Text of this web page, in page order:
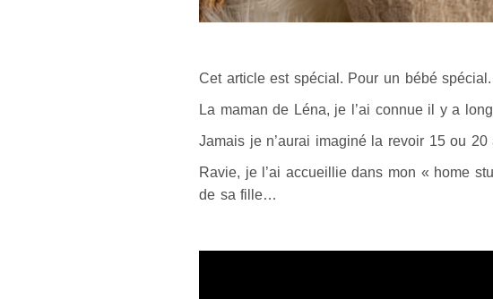
Cet article est spécial. Pour un bébé spécial.
La maman de Léna, je l’ai connue il y a
Jamais je n’aurai imaginé la revoir 15 ou
Ravie, je l’ai accueillie dans mon « home
de sa fille…